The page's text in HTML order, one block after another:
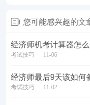
您可能感兴趣的文
经济师机考计算器怎
考试技巧 11-06
经济师最后9天该如何
考试技巧 11-02